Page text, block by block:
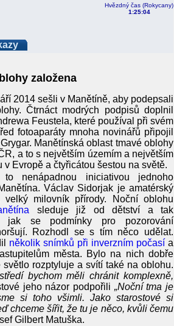
Hvězdný čas (Rokycany)
1:25:05
založena
2014 sešli v Manětíně, aby podepsali
Čtrnáct modrých podpisů doplnil
Feustela, které používal při svém
fotoaparáty mnoha novinářů připojil
Manětínská oblast tmavé oblohy
a to s největším územím a největším
Evropě a čtyřicátou šestou na světě.
to nenápadnou iniciativou jednoho
Václav Sidorjak je amatérský
velký milovník přírody. Noční oblohu
sleduje již od dětství a tak
jak se podmínky pro pozorování
Rozhodl se s tím něco udělat.
několik snímků při inverzním počasí a
města. Bylo na nich dobře
světlo rozptyluje a svítí také na oblohu.
bychom měli chránit komplexně,
jeho názor podpořili „Noční tma je
si toho všimli. Jako starostové si
chceme šířit, že tu je něco, kvůli čemu
Gilbert Matuška.